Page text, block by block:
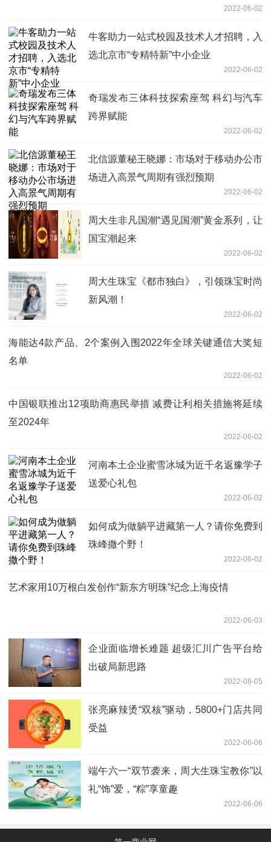
2022-06-02
牛客助力一站式校园及技术人才招聘，入
选北京市“专精特新”中小企业
2022-06-02
奇瑞发布三体科技探索座驾 科幻与汽车
跨界赋能
2022-06-02
北信源董秘王晓娜：市场对于移动办公市
场进入高景气周期有强烈预期
2022-06-02
周大生非凡国潮“遇见国潮”黄金系列，让
国宝潮起来
2022-06-02
周大生珠宝《都市独白》，引领珠宝时尚
新风潮！
2022-06-02
海能达4款产品、2个案例入围2022年全球关键通信大奖短
名单
2022-06-02
中国银联推出12项助商惠民举措 减费让利相关措施将延续
至2024年
2022-06-02
河南本土企业蜜雪冰城为近千名返豫学子
送爱心礼包
2022-06-02
如何成为做躺平进藏第一人？请你免费到
珠峰撒个野！
2022-06-02
艺术家用10万根白发创作“新东方明珠”纪念上海疫情
2022-06-03
企业面临增长难题 超级汇川广告平台给
出破局新思路
2022-08-05
张亮麻辣烫“双核”驱动，5800+门店共同
受益
2022-06-06
端午六一“双节袭来，周大生珠宝教你”以
礼“饰”爱，“粽”享童趣
2022-06-06